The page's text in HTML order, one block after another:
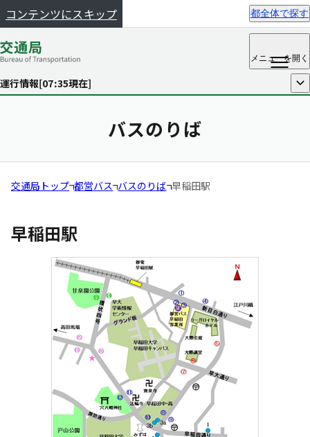
コンテンツにスキップ 都全体で探す
メニューを開く
運行情報[07:35現在] 開く
バスのりば
交通局トップ 都営バス バスのりば 早稲田駅
早稲田駅